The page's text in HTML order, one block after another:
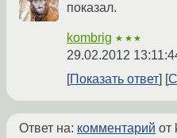
показал.
kombrig ★★★
29.02.2012
Показать ответ
Ответ на: комментарий от